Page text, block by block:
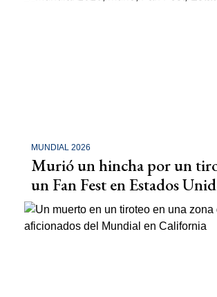
MUNDIAL 2026
Murió un hincha por un
un Fan Fest en Estados